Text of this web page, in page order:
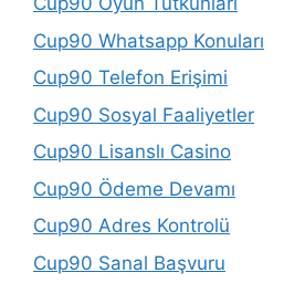
Cup90 Whatsapp Konuları
Cup90 Telefon Erişimi
Cup90 Sosyal Faaliyetler
Cup90 Lisanslı Casino
Cup90 Ödeme Devamı
Cup90 Adres Kontrolü
Cup90 Sanal Başvuru